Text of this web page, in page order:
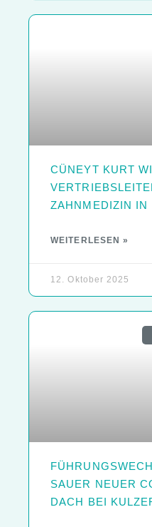
CÜNEYT KURT
ZAHNMEDIZIN IN
WEITERLESEN »
12. Oktober 2025
SAUER NEUER
DACH BEI